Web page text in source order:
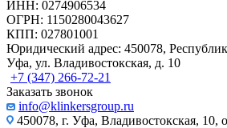
ИНН: 0274906534
ОГРН: 1150280043627
КПП: 027801001
Юридический адрес: 450078,
Уфа, ул. Владивостокская, д. 10
+7 (347) 266-72-21
Заказать звонок
info@klinkersgroup.ru
450078, г. Уфа, Владивостокская, 10,